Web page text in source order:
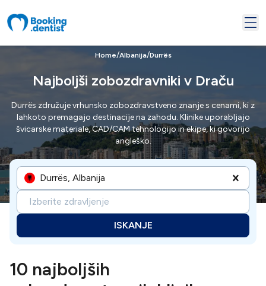
Home/Albanija/Durrës
Najboljši zobozdravniki v Draču
Durrës združuje vrhunsko zobozdravstveno znanje s cenami, ki z
lahkoto premagajo destinacije na zahodu. Klinike uporabljajo
švicarske materiale, CAD/CAM tehnologijo in ekipe, ki govorijo
angleško.
Durrës, Albanija
Izberite zdravljenje
ISKANJE
10 najboljših